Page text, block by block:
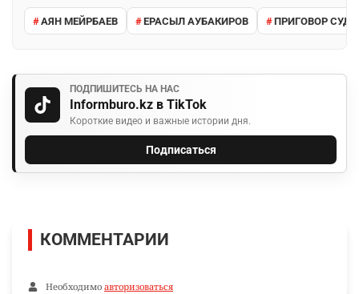
АЯН МЕЙРБАЕВ ЕРАСЫЛ АУБАКИРОВ ПРИГОВОР СУДА
ПОДПИШИТЕСЬ НА НАС
Informburo.kz в TikTok
Короткие видео и важные истории дня.
Подписаться
КОММЕНТАРИИ
Необходимо авторизоваться